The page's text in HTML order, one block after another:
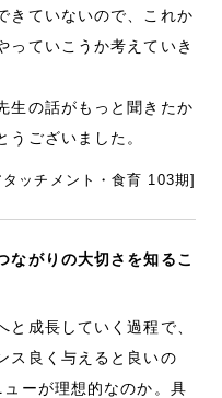
きていないので、これか
っていこうか考えていき
生の話がもっと聞きたか
うございました。
ッチメント・食育 103期]
ながりの大切さを知るこ
と成長していく過程で、
ス良く与えると良いの
ーが理想的なのか。具